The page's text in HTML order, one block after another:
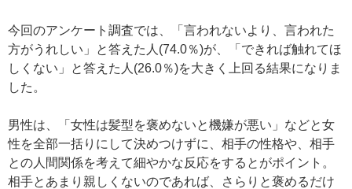
今回のアンケート調査では、「言われないより、言われた
方がうれしい」と答えた人(74.0％)が、「できれば触れてほ
しくない」と答えた人(26.0％)を大きく上回る結果になりま
した。
男性は、「女性は髪型を褒めないと機嫌が悪い」などと女
性を全部一括りにして決めつけずに、相手の性格や、相手
との人間関係を考えて細やかな反応をするとがポイント。
相手とあまり親しくないのであれば、さらりと褒めるだけ